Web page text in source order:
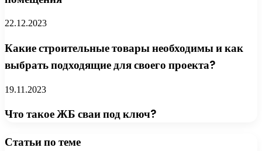
22.12.2023
Какие строительные товары необходимы и как
выбрать подходящие для своего проекта?
19.11.2023
Что такое ЖБ сваи под ключ?
Статьи по теме